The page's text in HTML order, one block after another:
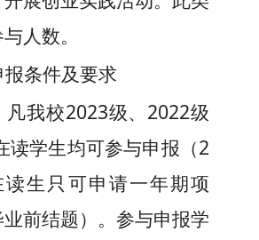
人数。
条件及要求
凡我校2023级、2022级
读学生均可参与申报（2
读生只可申请一年期项
前结题）。参与申报学